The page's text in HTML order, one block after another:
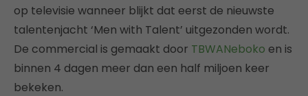
op televisie wanneer blijkt dat eerst de nieuwste
talentenjacht ‘Men with Talent’ uitgezonden wordt.
De commercial is gemaakt door TBWANeboko en is
binnen 4 dagen meer dan een half miljoen keer
bekeken.